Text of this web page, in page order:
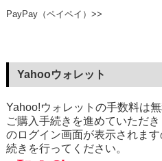
PayPay（ペイペイ）>>
Yahooウォレット
Yahoo!ウォレットの手数料は
ご購入手続きを進めていただ
のログイン画面が表示されま
続きを行ってください。